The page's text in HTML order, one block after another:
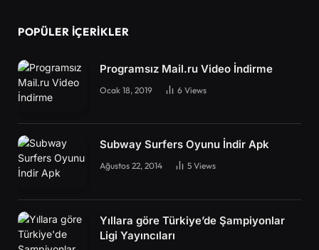
POPÜLER İÇERIKLER
Programsız Mail.ru Video İndirme
Ocak 18, 2019 6 Views
Subway Surfers Oyunu İndir Apk
Ağustos 22, 2014 5 Views
Yıllara göre Türkiye’de Şampiyonlar
Ligi Yayıncıları